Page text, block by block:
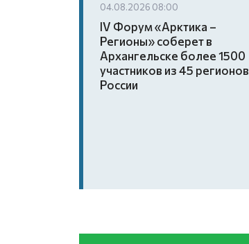
04.08.2026 08:00
IV Форум «Арктика –
Регионы» соберет в
Архангельске более 1500
участников из 45 регионов
России